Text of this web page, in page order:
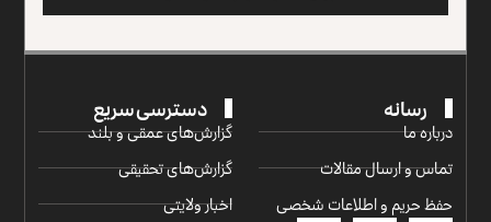
رسانه
درباره ما
تماس و ارسال مقالات
حفظ حریم و اطلاعات شخصی
دسترسی سریع
گزارش‌‌های عمقی و بلند
گزارش‌های تحقیقی
اخبار ولایتی